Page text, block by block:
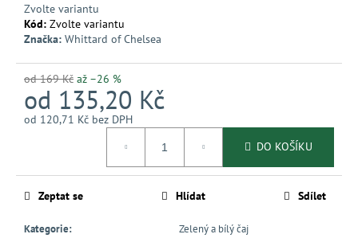
Zvolte variantu
Kód: Zvolte variantu
Značka: Whittard of Chelsea
od 169 Kč až –26 %
od 135,20 Kč
od 120,71 Kč bez DPH
DO KOŠÍKU
Kategorie:
Zelený a bílý čaj
Zeptat se Hlídat Sdílet